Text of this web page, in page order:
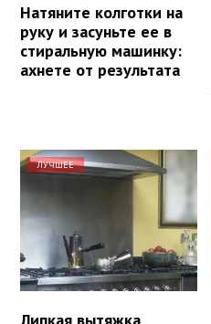
Натяните колготки на
руку и засуньте ее в
стиральную машинку:
ахнете от результата
ЛУЧШЕЕ